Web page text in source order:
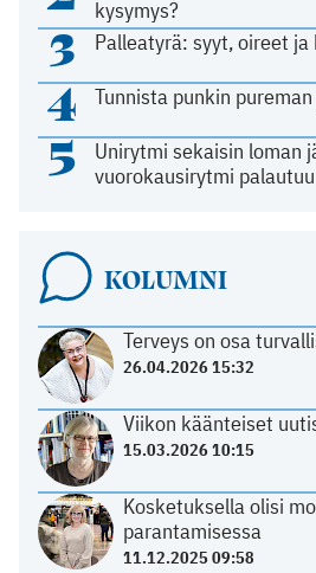
kysymys?
3 Palleatyrä: syyt, oireet ja
4 Tunnista punkin
5
Unirytmi sekaisin loman
vuorokausirytmi palautuu
KOLUMNI
Terveys on osa
26.04.2026 15:32
Viikon käänteiset
15.03.2026 10:15
Kosketuksella olisi
parantamisessa
11.12.2025 09:58